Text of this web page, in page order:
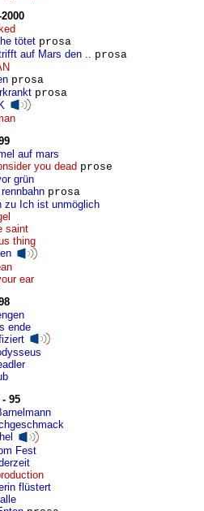
tötet prosa
auf Mars den ..
prosa
prosa
prosa
auf mars
you dead prose
grün
prosa
zu Ich ist unmöglich
saint
thing
ear
ende
- 95
Fest
flüstert